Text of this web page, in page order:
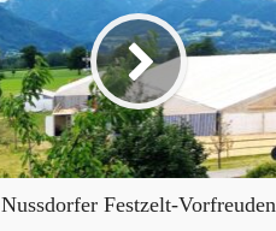
Nussdorfer Festzelt-Vorfreuden